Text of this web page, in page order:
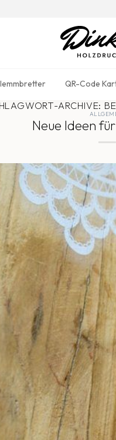
QR-Code
ARCHIVE:
Neue Ideen